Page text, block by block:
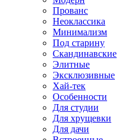
Прованс
Неоклассика
Минимализм
Под старину
Скандинавские
Элитные
Эксклюзивные
Хай-тек
Особенности
Для студии
Для хрущевки
Для дачи